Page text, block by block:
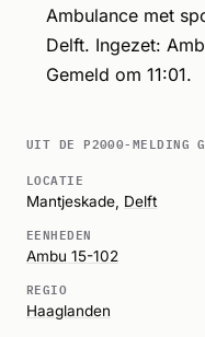
Ambulance met
Delft. Ingezet:
Gemeld om 11:01.
UIT DE P2000-MELDING
LOCATIE
Mantjeskade, Delft
EENHEDEN
Ambu 15-102
REGIO
Haaglanden